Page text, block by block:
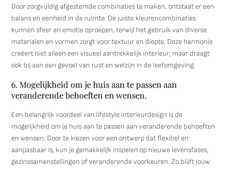
Door zorgvuldig afgestemde combinaties te maken, ontstaat er een
balans en eenheid in de ruimte. De juiste kleurencombinaties
kunnen sfeer en emotie oproepen, terwijl het gebruik van diverse
materialen en vormen zorgt voor textuur en diepte. Deze harmonie
creëert niet alleen een visueel aantrekkelijk interieur, maar draagt
ook bij aan een gevoel van rust en welzijn in de leefomgeving.
6. Mogelijkheid om je huis aan te passen aan
veranderende behoeften en wensen.
Een belangrijk voordeel van lifestyle interieurdesign is de
mogelijkheid om je huis aan te passen aan veranderende behoeften
en wensen. Door te kiezen voor een ontwerp dat flexibel en
aanpasbaar is, kun je gemakkelijk inspelen op nieuwe levensfases,
gezinssamenstellingen of veranderende voorkeuren. Zo blijft jouw